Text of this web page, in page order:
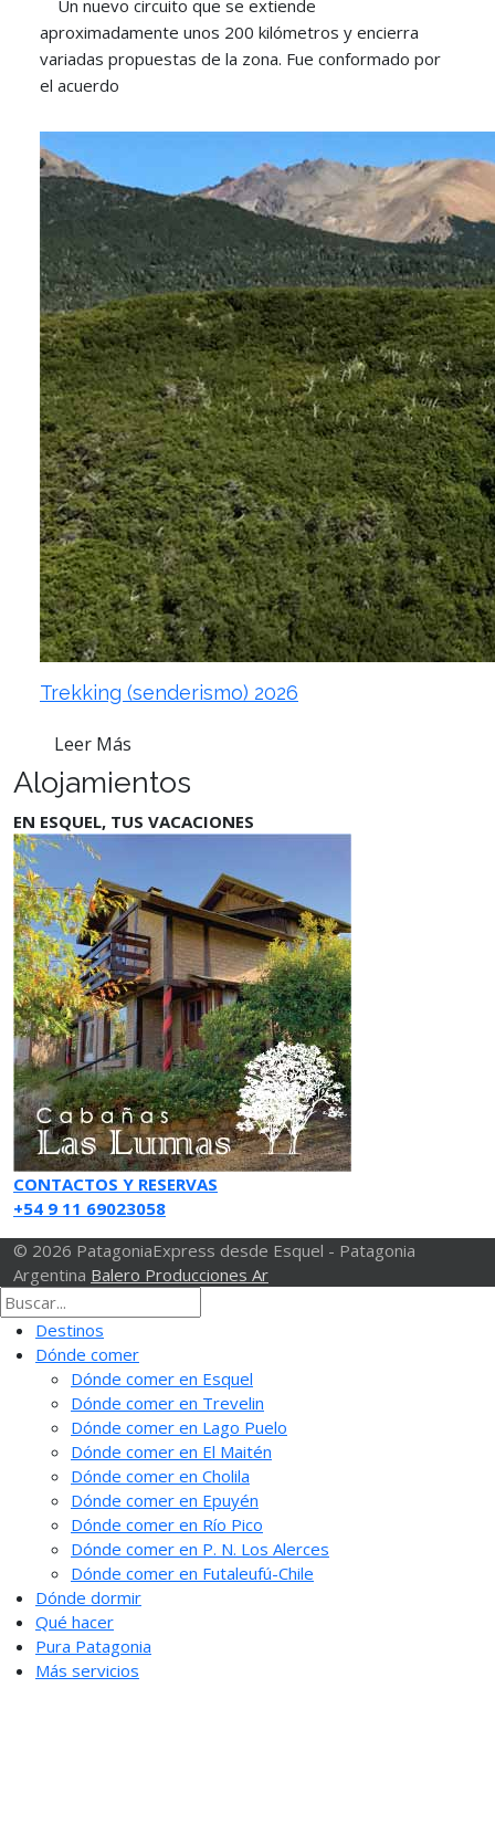
Un nuevo circuito que se extiende
aproximadamente unos 200 kilómetros y encierra
variadas propuestas de la zona. Fue conformado por
el acuerdo
Trekking (senderismo) 2026
Leer Más
Alojamientos
EN ESQUEL, TUS VACACIONES
CONTACTOS Y RESERVAS
+54 9 11 69023058
© 2026 PatagoniaExpress desde Esquel - Patagonia
Argentina Balero Producciones Ar
Destinos
Dónde comer
Dónde comer en Esquel
Dónde comer en Trevelin
Dónde comer en Lago Puelo
Dónde comer en El Maitén
Dónde comer en Cholila
Dónde comer en Epuyén
Dónde comer en Río Pico
Dónde comer en P. N. Los Alerces
Dónde comer en Futaleufú-Chile
Dónde dormir
Qué hacer
Pura Patagonia
Más servicios